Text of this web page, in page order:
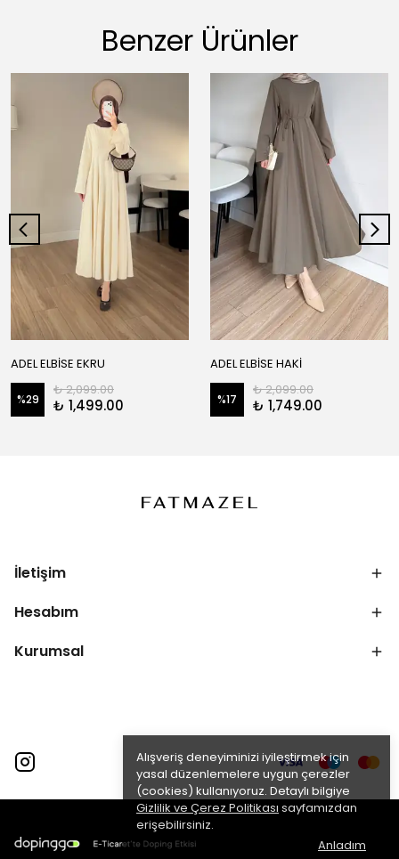
Alışveriş deneyiminizi iyileştirmek için
yasal düzenlemelere uygun çerezler
(cookies) kullanıyoruz. Detaylı bilgiye
Gizlilik ve Çerez Politikası sayfamızdan
erişebilirsiniz.
Anladım
Benzer Ürünler
ADEL ELBİSE EKRU
%29
₺ 2,099.00
₺ 1,499.00
ADEL ELBİSE HAKİ
%17
₺ 2,099.00
₺ 1,749.00
İletişim
Hesabım
Kurumsal